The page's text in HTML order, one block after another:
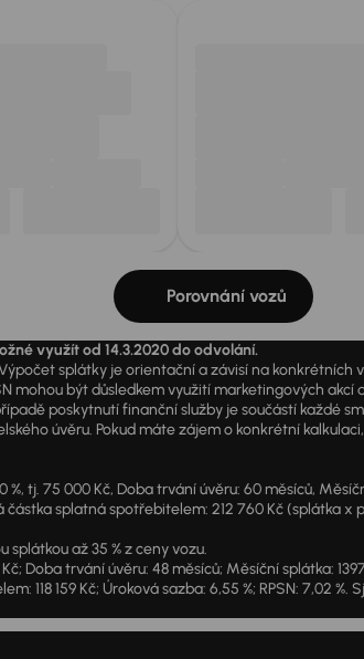
Porovnání vozů
využít od 14.3.2020 do odvolání.
splátky je orientační a závisí na
mohou být důsledkem využití marketingových
poskytnutí finanční služby je součástí každé
úvěru. Pokud máte zájem o konkrétní
tj. 75 000 Kč, Doba trvání úvěru: 60 měsíců,
splatná spotřebitelem: 212 760 Kč (splátka x
až 35 % z ceny vozu.
Doba trvání úvěru: 48 měsíců; Měsíční splátka:
118 159 Kč; Úroková sazba: 6,55 %; RPSN: 7,02